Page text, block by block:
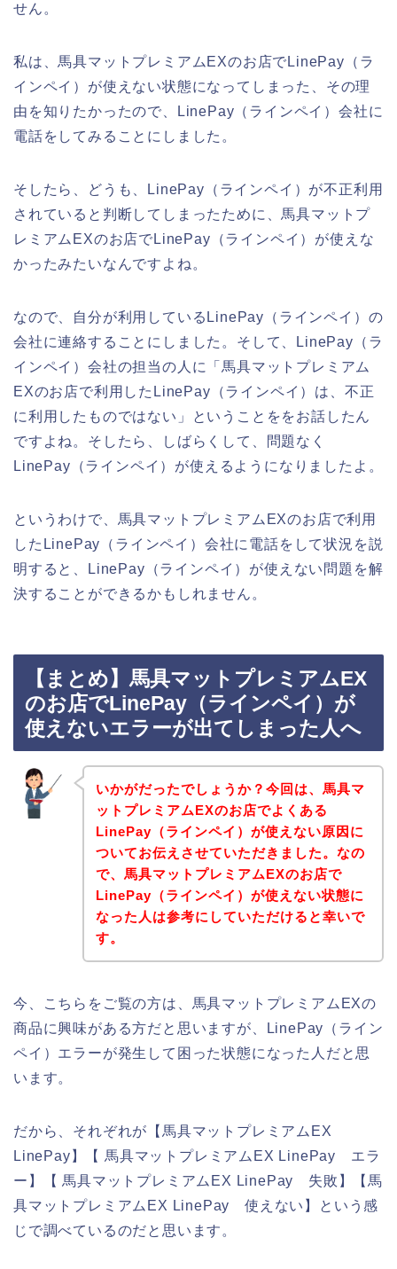
せん。
私は、馬具マットプレミアムEXのお店でLinePay（ラ
インペイ）が使えない状態になってしまった、その理
由を知りたかったので、LinePay（ラインペイ）会社に
電話をしてみることにしました。
そしたら、どうも、LinePay（ラインペイ）が不正利用
されていると判断してしまったために、馬具マットプ
レミアムEXのお店でLinePay（ラインペイ）が使えな
かったみたいなんですよね。
なので、自分が利用しているLinePay（ラインペイ）の
会社に連絡することにしました。そして、LinePay（ラ
インペイ）会社の担当の人に「馬具マットプレミアム
EXのお店で利用したLinePay（ラインペイ）は、不正
に利用したものではない」ということををお話したん
ですよね。そしたら、しばらくして、問題なく
LinePay（ラインペイ）が使えるようになりましたよ。
というわけで、馬具マットプレミアムEXのお店で利用
したLinePay（ラインペイ）会社に電話をして状況を説
明すると、LinePay（ラインペイ）が使えない問題を解
決することができるかもしれません。
【まとめ】馬具マットプレミアムEX
のお店でLinePay（ラインペイ）が
使えないエラーが出てしまった人へ
いかがだったでしょうか？今回は、馬具マ
ットプレミアムEXのお店でよくある
LinePay（ラインペイ）が使えない原因に
ついてお伝えさせていただきました。なの
で、馬具マットプレミアムEXのお店で
LinePay（ラインペイ）が使えない状態に
なった人は参考にしていただけると幸いで
す。
今、こちらをご覧の方は、馬具マットプレミアムEXの
商品に興味がある方だと思いますが、LinePay（ライン
ペイ）エラーが発生して困った状態になった人だと思
います。
だから、それぞれが【馬具マットプレミアムEX
LinePay】【 馬具マットプレミアムEX LinePay エラ
ー】【 馬具マットプレミアムEX LinePay 失敗】【馬
具マットプレミアムEX LinePay 使えない】という感
じで調べているのだと思います。